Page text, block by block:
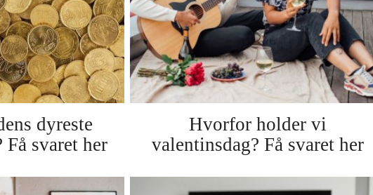
dyreste
svaret her
Hvorfor holder vi
valentinsdag? Få svaret her